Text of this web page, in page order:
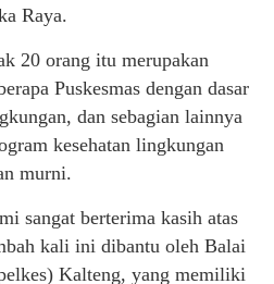
Raya.
20 orang itu merupakan
Puskesmas dengan dasar
dan sebagian lainnya
kesehatan lingkungan
murni.
sangat berterima kasih atas
kali ini dibantu oleh Balai
Kalteng, yang memiliki